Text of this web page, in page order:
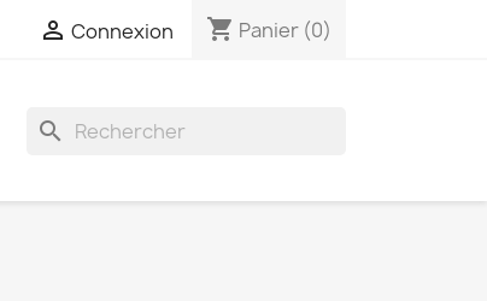
 Connexion shopping_cart Panier (0)
